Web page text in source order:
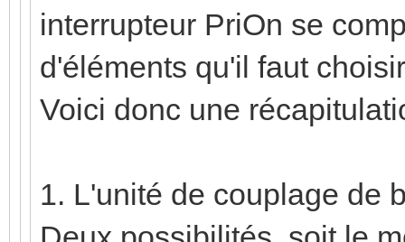
interrupteur PriOn se
d'éléments qu'il faut
Voici donc une
1. L'unité de couplage de